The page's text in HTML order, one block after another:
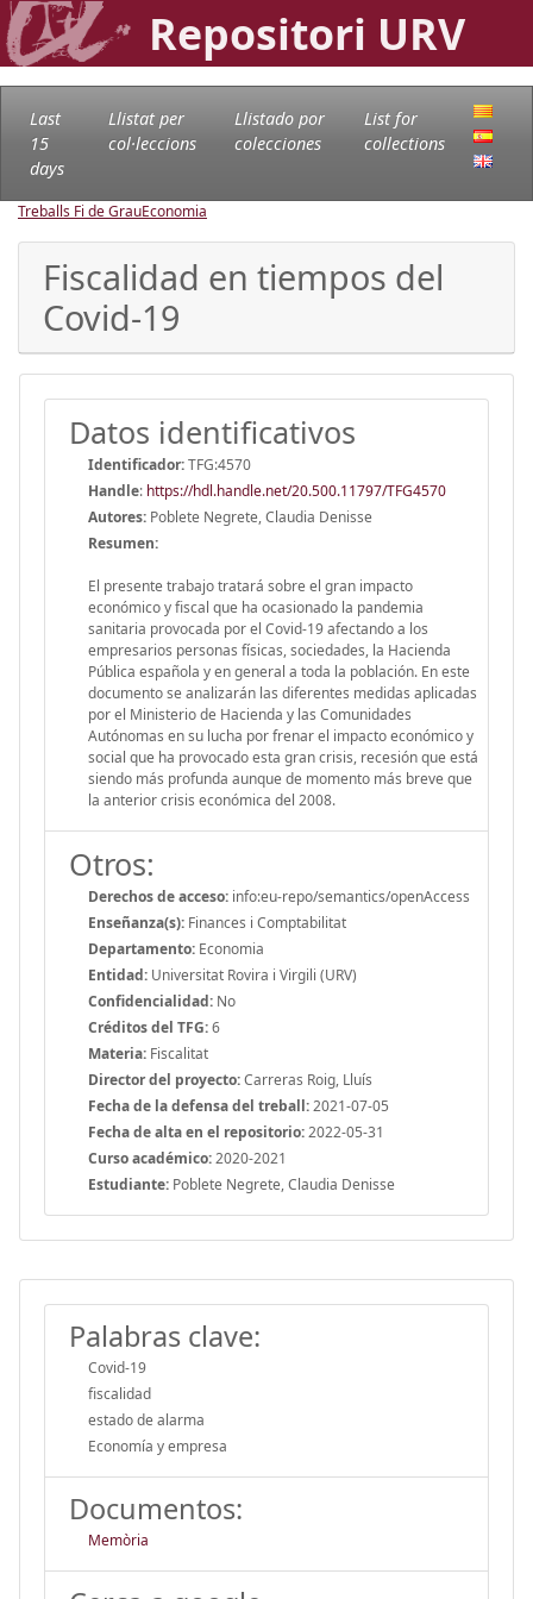
Repositori URV
Last
15
days
Llistat per
col·leccions
Llistado por
colecciones
List for
collections
Treballs Fi de GrauEconomia
Fiscalidad en tiempos del
Covid-19
Datos identificativos
Identificador:TFG:4570
Handle: https://hdl.handle.net/20.500.11797/TFG4570
Autores: Poblete Negrete, Claudia Denisse
Resumen:
El presente trabajo tratará sobre el gran impacto
económico y fiscal que ha ocasionado la pandemia
sanitaria provocada por el Covid-19 afectando a los
empresarios personas físicas, sociedades, la Hacienda
Pública española y en general a toda la población. En este
documento se analizarán las diferentes medidas aplicadas
por el Ministerio de Hacienda y las Comunidades
Autónomas en su lucha por frenar el impacto económico y
social que ha provocado esta gran crisis, recesión que está
siendo más profunda aunque de momento más breve que
la anterior crisis económica del 2008.
Otros:
Derechos de acceso: info:eu-repo/semantics/openAccess
Enseñanza(s): Finances i Comptabilitat
Departamento: Economia
Entidad: Universitat Rovira i Virgili (URV)
Confidencialidad: No
Créditos del TFG:6
Materia: Fiscalitat
Director del proyecto:Carreras Roig, Lluís
Fecha de la defensa del treball:2021-07-05
Fecha de alta en el repositorio:2022-05-31
Curso académico:2020-2021
Estudiante: Poblete Negrete, Claudia Denisse
Palabras clave:
Covid-19
fiscalidad
estado de alarma
Economía y empresa
Documentos:
Memòria